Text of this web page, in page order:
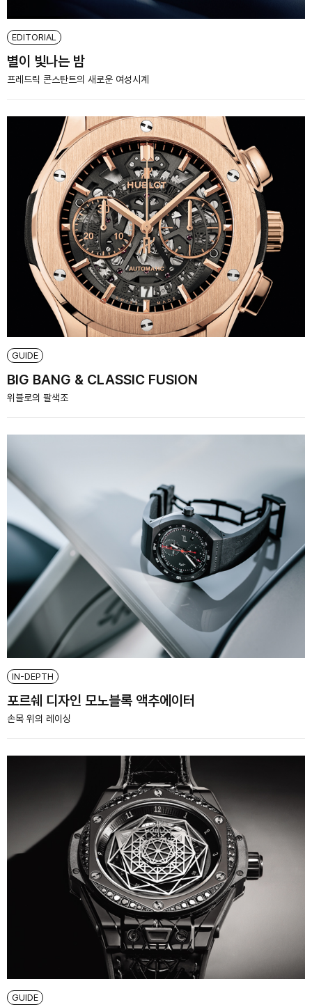
EDITORIAL
별이 빛나는 밤
프레드릭 콘스탄트의 새로운 여성시계
GUIDE
BIG BANG & CLASSIC FUSION
위블로의 팔색조
IN-DEPTH
포르쉐 디자인 모노블록 액추에이터
손목 위의 레이싱
GUIDE